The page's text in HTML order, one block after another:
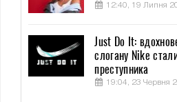
12:40, 19 Липня
Just Do It:
слогану Nike
преступника
19:04, 23 Червня